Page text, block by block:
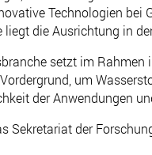
Technologien bei
die Ausrichtung in
setzt im
um
der Anwendungen
Sekretariat der